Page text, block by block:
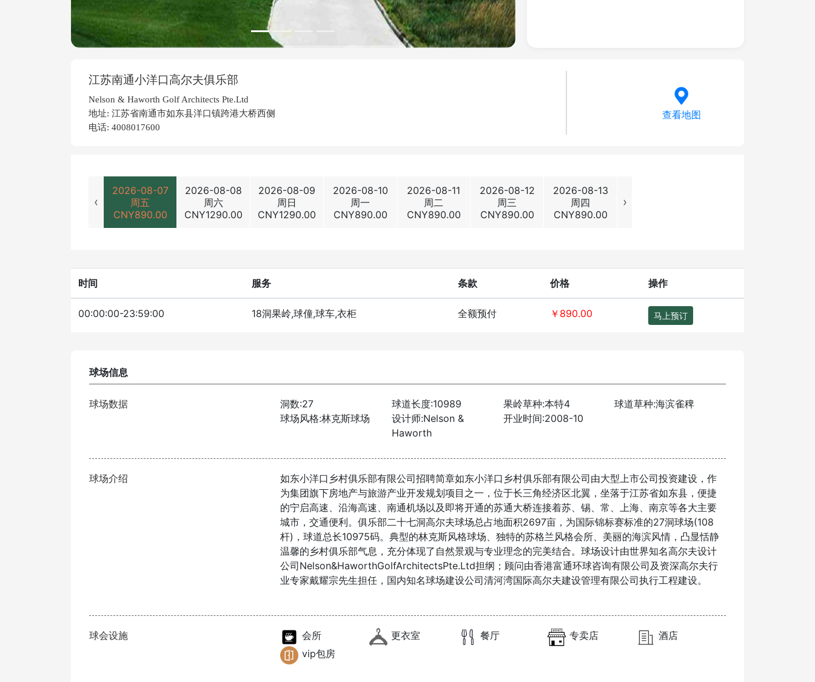
江苏南通小洋口高尔夫俱乐部
Nelson & Haworth Golf Architects Pte.Ltd
地址: 江苏省南通市如东县洋口镇跨港大桥西侧
电话: 4008017600
查看地图
‹
2026-08-07
周五
CNY890.00
2026-08-08
周六
CNY1290.00
2026-08-09
周日
CNY1290.00
2026-08-10
周一
CNY890.00
2026-08-11
周二
CNY890.00
2026-08-12
周三
CNY890.00
2026-08-13
周四
CNY890.00
›
时间 服务 条款 价格 操作
00:00:00-23:59:00 18洞果岭,球僮,球车,衣柜 全额预付 ￥890.00 马上预订
球场信息
球场数据 洞数:27 球道长度:10989 果岭草种:本特4
球道草种:海滨雀稗
球场风格:林克斯球场
设计师:Nelson &
Haworth
开业时间:2008-10
球场介绍
如东小洋口乡村俱乐部有限公司招聘简章如东小洋口乡村俱乐部有限公司由大型上市公司投资建设，作
为集团旗下房地产与旅游产业开发规划项目之一，位于长三角经济区北翼，坐落于江苏省如东县，便捷
的宁启高速、沿海高速、南通机场以及即将开通的苏通大桥连接着苏、锡、常、上海、南京等各大主要
城市，交通便利。俱乐部二十七洞高尔夫球场总占地面积2697亩，为国际锦标赛标准的27洞球场(108
杆)，球道总长10975码。典型的林克斯风格球场、独特的苏格兰风格会所、美丽的海滨风情，凸显恬静
温馨的乡村俱乐部气息，充分体现了自然景观与专业理念的完美结合。球场设计由世界知名高尔夫设计
公司Nelson&HaworthGolfArchitectsPte.Ltd担纲；顾问由香港富通环球咨询有限公司及资深高尔夫行
业专家戴耀宗先生担任，国内知名球场建设公司清河湾国际高尔夫建设管理有限公司执行工程建设。
球会设施 会所 更衣室 餐厅 专卖店
酒店
vip包房